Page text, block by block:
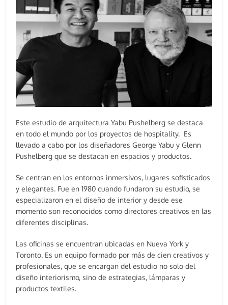
Este estudio de arquitectura Yabu Pushelberg se destaca
en todo el mundo por los proyectos de hospitality. Es
llevado a cabo por los diseñadores George Yabu y Glenn
Pushelberg que se destacan en espacios y productos.
Se centran en los entornos inmersivos, lugares sofisticados
y elegantes. Fue en 1980 cuando fundaron su estudio, se
especializaron en el diseño de interior y desde ese
momento son reconocidos como directores creativos en las
diferentes disciplinas.
Las oficinas se encuentran ubicadas en Nueva York y
Toronto. Es un equipo formado por más de cien creativos y
profesionales, que se encargan del estudio no solo del
diseño interiorismo, sino de estrategias, lámparas y
productos textiles.